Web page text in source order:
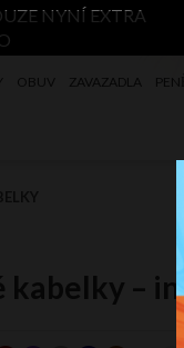
NYNÍ EXTRA
OBUV ZAVAZADLA
–